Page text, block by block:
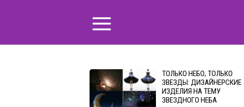
ТОЛЬКО НЕБО, ТОЛЬКО
ЗВЕЗДЫ: ДИЗАЙНЕРСКИЕ
ИЗДЕЛИЯ НА ТЕМУ
ЗВЕЗДНОГО НЕБА